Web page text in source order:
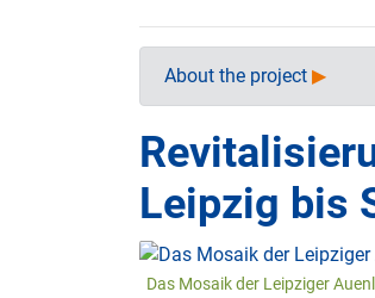
About the project ▶
Leipzig bis
Das Mosaik der Leipziger